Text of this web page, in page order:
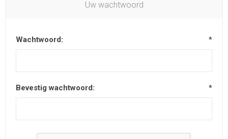
Uw wachtwoord
Wachtwoord: *
Bevestig wachtwoord: *